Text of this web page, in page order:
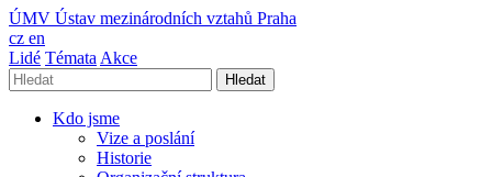
ÚMV Ústav mezinárodních vztahů Praha
cz en
Lidé Témata Akce
Hledat
Kdo jsme
Vize a poslání
Historie